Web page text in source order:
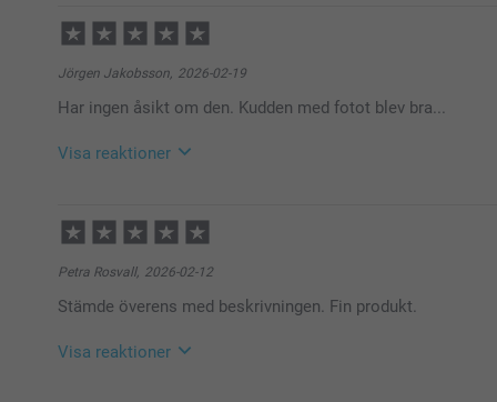
10:10
Hej Jasmina,
Tack för de fina orden! Vad roligt att kudden blev
Varma hälsningar
Jörgen Jakobsson, 2026-02-19
Har ingen åsikt om den. Kudden med fotot blev bra...
Visa reaktioner
13:41
Hej Jörgen,
Stort tack för dina ⭐️⭐️⭐️⭐️⭐️ och omdöme, kul att
Vi önskar dig en fin dag!
Kirsi @smartphoto
Petra Rosvall, 2026-02-12
Stämde överens med beskrivningen. Fin produkt.
Visa reaktioner